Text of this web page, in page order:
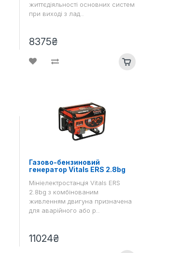
життєдіяльності основних систем
при виході з лад..
8375₴
Газово-бензиновий
генератор Vitals ERS 2.8bg
Мініелектростанція Vitals ERS
2.8bg з комбінованим
живленням двигуна призначена
для аварійного або р..
11024₴